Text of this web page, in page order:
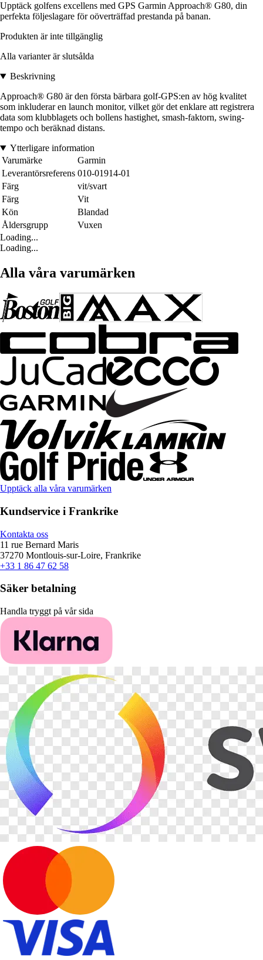
Upptäck golfens excellens med GPS Garmin Approach® G80, din
perfekta följeslagare för oöverträffad prestanda på banan.
Produkten är inte tillgänglig
Alla varianter är slutsålda
Beskrivning
Approach® G80 är den första bärbara golf-GPS:en av hög kvalitet
som inkluderar en launch monitor, vilket gör det enklare att registrera
data som klubblagets och bollens hastighet, smash-faktorn, swing-
tempo och beräknad distans.
Ytterligare information
Varumärke
Garmin
Leverantörsreferens 010-01914-01
Färg
vit/svart
Färg
Vit
Kön
Blandad
Åldersgrupp
Vuxen
Loading...
Loading...
Alla våra varumärken
Upptäck alla våra varumärken
Kundservice i Frankrike
Kontakta oss
11 rue Bernard Maris
37270 Montlouis-sur-Loire, Frankrike
+33 1 86 47 62 58
Säker betalning
Handla tryggt på vår sida